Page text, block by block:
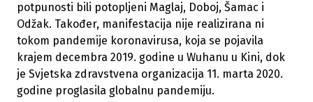
potpunosti bili potopljeni Maglaj, Doboj, Šamac i
Odžak. Također, manifestacija nije realizirana ni
tokom pandemije koronavirusa, koja se pojavila
krajem decembra 2019. godine u Wuhanu u Kini, dok
je Svjetska zdravstvena organizacija 11. marta 2020.
godine proglasila globalnu pandemiju.